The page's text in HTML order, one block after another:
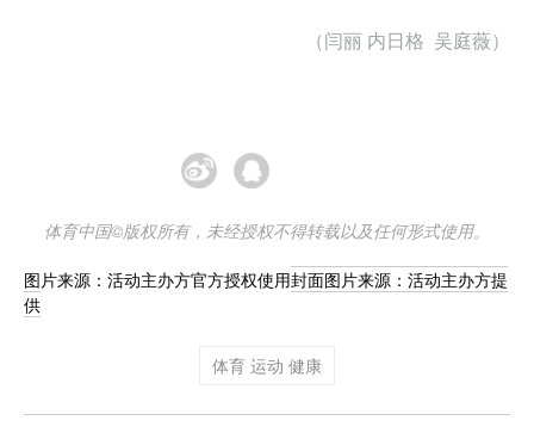
（闫丽 内日格 吴庭薇）
体育中国©版权所有，未经授权不得转载以及任何形式使用。
图片来源：活动主办方官方授权使用封面图片来源：活动主办方提
供
体育 运动 健康